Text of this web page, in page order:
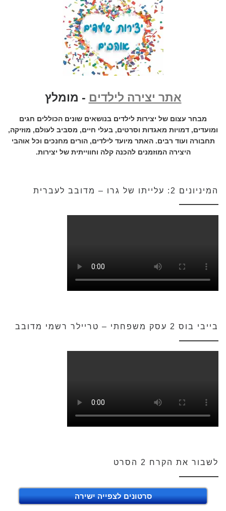
אתר יצירה לילדים - מומלץ
מבחר עצום של יצירות לילדים בנושאים שונים הכוללים חגים
ומועדים, דמויות מאגדות וסרטים, בעלי חיים, מסביב לעולם, מוזיקה,
תחבורה ועוד רבים. האתר מיועד לילדים, הורים מחנכים וכל אוהבי
היצירה המוזמנים להכנה קלה וחווייתית של יצירות.
המיניונים 2: עלייתו של גרו – מדובב לעברית
בייבי בוס 2 עסק משפחתי – טריילר רשמי מדובב
לשבור את הקרח 2 הסרט
סרטונים לצפייה ישירה